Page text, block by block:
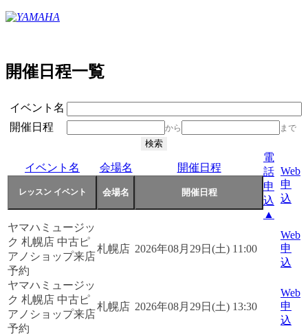
開催日程一覧
イベント名
開催日程
から まで
イベント名 会場名 開催日程
電
話
申
込
▲
Web
申
込
ヤマハミュージッ
ク 札幌店 中古ピ
アノショップ来店
予約
札幌店 2026年08月29日(土) 11:00
Web
申
込
ヤマハミュージッ
ク 札幌店 中古ピ
アノショップ来店
予約
札幌店 2026年08月29日(土) 13:30
Web
申
込